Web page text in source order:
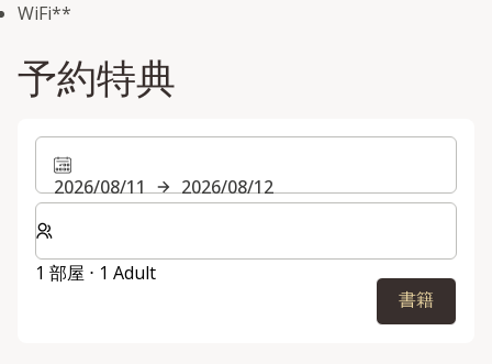
WiFi**
予約特典
2026/08/11
2026/08/12
客室数と宿泊人数をお選びください。
1 部屋 ⋅ 1 Adult
書籍